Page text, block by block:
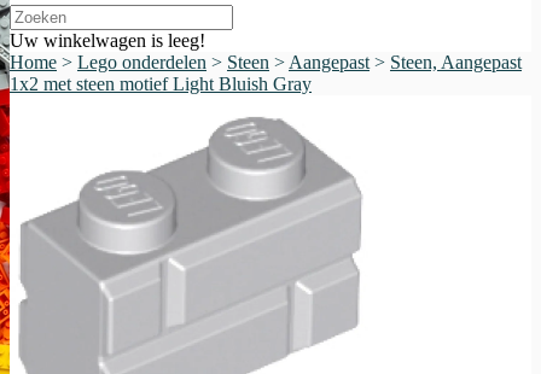
Uw winkelwagen is leeg!
Home > Lego onderdelen > Steen > Aangepast > Steen, Aangepast
1x2 met steen motief Light Bluish Gray